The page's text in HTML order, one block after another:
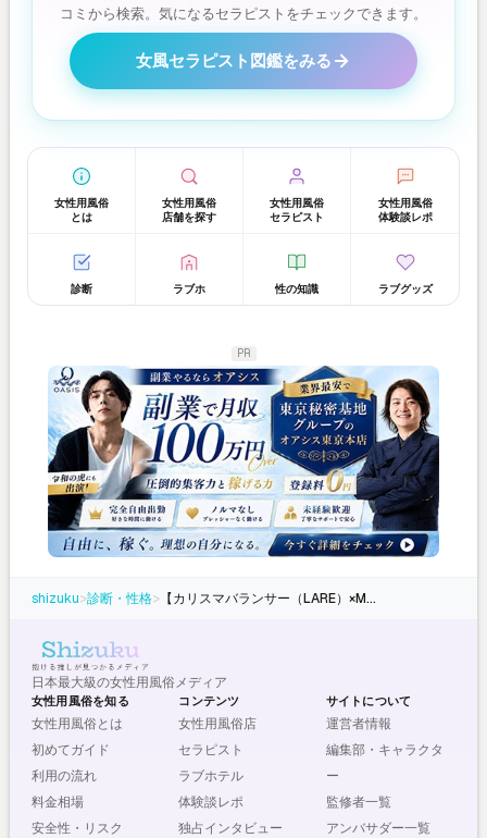
コミから検索。気になるセラピストをチェックできます。
女風セラピスト図鑑をみる
女性用風俗
とは
女性用風俗
店舗を探す
女性用風俗
セラピスト
女性用風俗
体験談レポ
診断 ラブホ 性の知識 ラブグッズ
PR
shizuku>診断・性格> 【カリスマバランサー（LARE）×MBTI】対応タイプと掛け合わせ分析
日本最大級の女性用風俗メディア
女性用風俗を知る
女性用風俗とは
初めてガイド
利用の流れ
料金相場
安全性・リスク
コンテンツ
女性用風俗店
セラピスト
ラブホテル
体験談レポ
独占インタビュー
サイトについて
運営者情報
編集部・キャラクタ
ー
監修者一覧
アンバサダー一覧